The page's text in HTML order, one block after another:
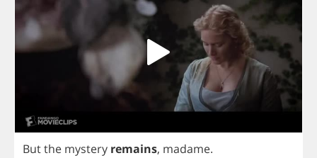
Butthe mystery remains, madame.